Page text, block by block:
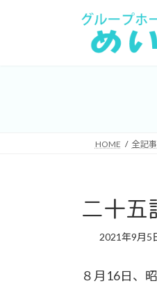
HOME 全記
二十
2021年9月5
８月16日、